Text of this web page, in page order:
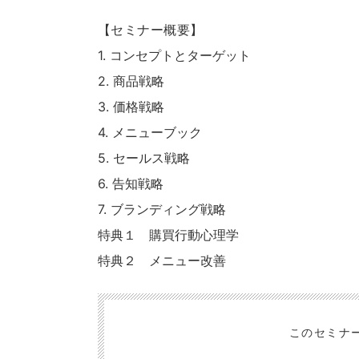
【セミナー概要】
1. コンセプトとターゲット
2. 商品戦略
3. 価格戦略
4. メニューブック
5. セールス戦略
6. 告知戦略
7. ブランディング戦略
特典１ 購買行動心理学
特典２ メニュー改善
このセミナ